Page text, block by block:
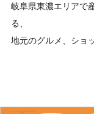
岐阜県東濃エリアで
る、
地元のグルメ、ショ